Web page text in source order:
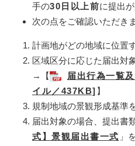
手の30日以上前に提出が
次の点をご確認いただき
計画地がどの地域に位置
区域区分に応じた届出対
→【
届出行為一覧
イル／437KB] 】
規制地域の景観形成基準
届出対象の場合、提出書
式】景観届出書一式 」